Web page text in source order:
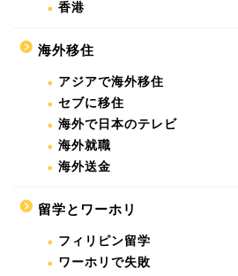
香港
海外移住
アジアで海外移住
セブに移住
海外で日本のテレビ
海外就職
海外送金
留学とワーホリ
フィリピン留学
ワーホリで失敗